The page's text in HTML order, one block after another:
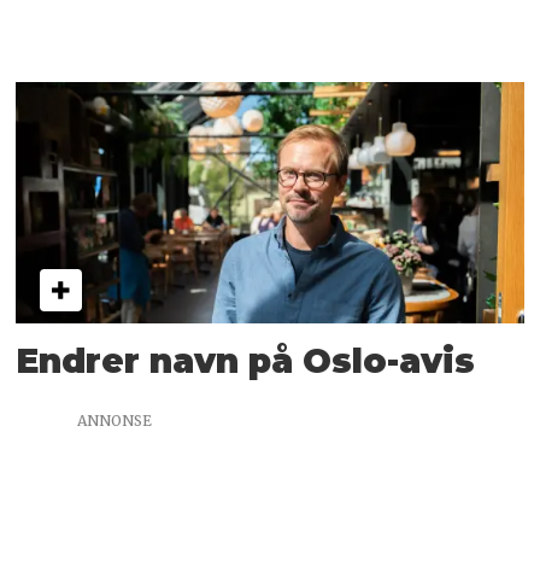
Endrer navn på Oslo-avis
ANNONSE